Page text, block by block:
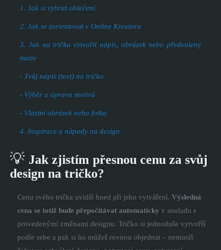
1. Jak si vybrat oblečení
2. Jak se zorientovat v Online Kreatoru
3. Jak na tričku vytvořit nápis, obrázek nebo předvolený
motiv
- Tvůj nápis (text) na tričko
- Výběr a úprava motivů
- Vlastní obrázek nebo fotka
4. Inspirace a nápady na design
💡 Jak zjistím přesnou cenu za svůj
design na tričko?
Cenu svého trička uvidíš hned při jeho vytváření. Výsledná
cena se totiž bude přepočítávat automaticky v souladu s
provedenými změnami designu. Tričko si jednoduše vytvoříš
podle sebe a pak si ho můžeš rovnou objednat – nemusíš